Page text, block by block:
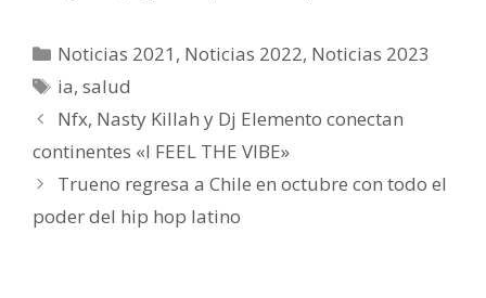
Noticias 2021 , Noticias 2022, Noticias 2023
ia,salud
Nfx, Nasty Killah y Dj Elemento conectan
continentes «I FEEL THE VIBE»
Trueno regresa a Chile en octubre con todo el
poder del hip hop latino